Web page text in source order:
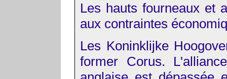
Les hauts fourneaux et
aux contraintes
Les Koninklijke
former Corus.